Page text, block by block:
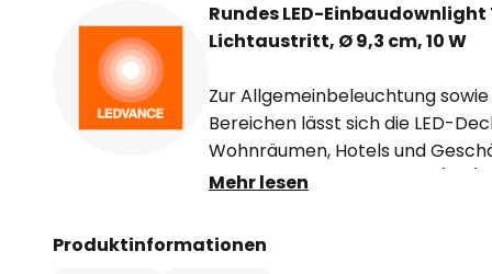
Rundes LED-
Lichtaustritt, Ø 9,3 cm, 10 W
Zur Allgemeinbeleuchtung
Bereichen lässt sich die LED-
Wohnräumen, Hotels und
Die mittelbreit strahlende (30°)
+/- 15° rundum geschwenkt
Mehr lesen
Produktinformationen